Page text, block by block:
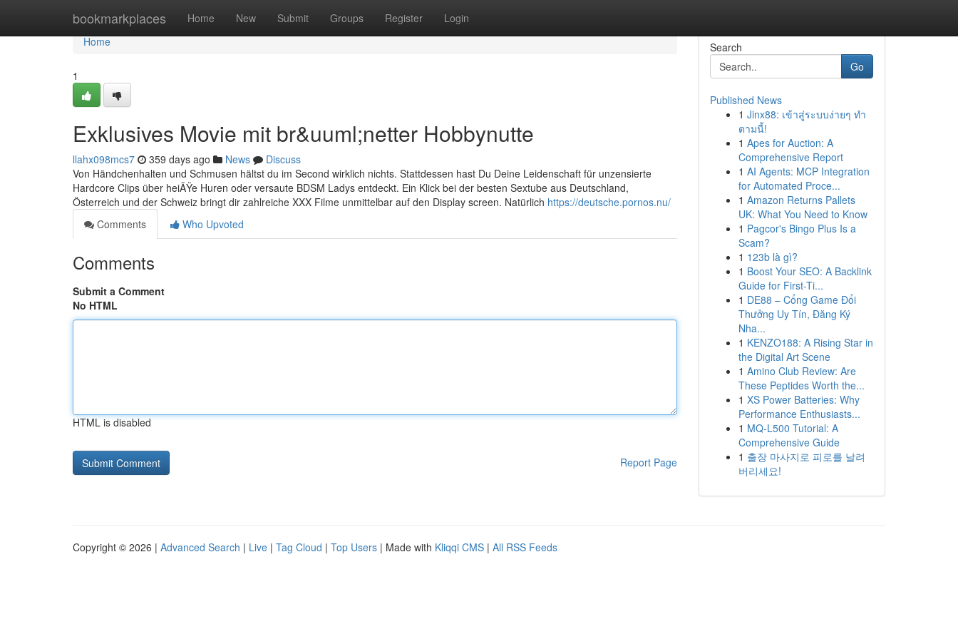
bookmarkplaces Home New Submit Groups Register Login
Home
Home
1
Exklusives Movie mit br&uuml;netter Hobbynutte
llahx098mcs7 359 days ago News
Discuss
Von Händchenhalten und Schmusen hältst du im Second wirklich nichts. Stattdessen hast Du Deine Leidenschaft für unzensierte
Hardcore Clips über heiÃŸe Huren oder versaute BDSM Ladys entdeckt. Ein Klick bei der besten Sextube aus Deutschland,
Österreich und der Schweiz bringt dir zahlreiche XXX Filme unmittelbar auf den Display screen. Natürlich https://deutsche.pornos.nu/
Comments
Who Upvoted
Comments
Submit a Comment
No HTML
HTML is disabled
Report Page
Search
Go
Published News
1 Jinx88: เข้าสู่ระบบง่ายๆ ทำ
ตามนี้!
1 Apes for Auction: A
Comprehensive Report
1 AI Agents: MCP Integration
for Automated Proce...
1 Amazon Returns Pallets
UK: What You Need to Know
1 Pagcor's Bingo Plus Is a
Scam?
1 123b là gì?
1 Boost Your SEO: A Backlink
Guide for First-Ti...
1 DE88 – Cổng Game Đổi
Thưởng Uy Tín, Đăng Ký
Nha...
1 KENZO188: A Rising Star in
the Digital Art Scene
1 Amino Club Review: Are
These Peptides Worth the...
1 XS Power Batteries: Why
Performance Enthusiasts...
1 MQ-L500 Tutorial: A
Comprehensive Guide
1 출장 마사지로 피로를 날려
버리세요!
Copyright © 2026 | Advanced Search | Live | Tag Cloud | Top Users | Made with Kliqqi CMS | All RSS Feeds